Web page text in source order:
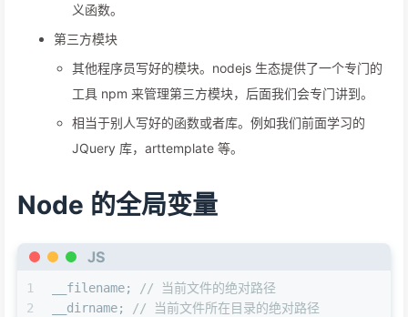
义函数。
第三方模块
其他程序员写好的模块。nodejs 生态提供了一个专门的
工具 npm 来管理第三方模块，后面我们会专门讲到。
相当于别人写好的函数或者库。例如我们前面学习的
JQuery 库，arttemplate 等。
Node 的全局变量
JS
1
2
__filename;
// 当前文件的绝对路径
__dirname;
// 当前文件所在目录的绝对路径